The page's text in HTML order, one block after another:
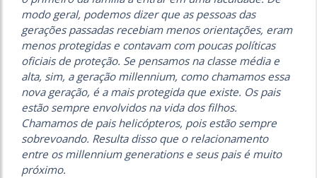
modo geral, podemos dizer que as pessoas das
gerações passadas recebiam menos orientações, eram
menos protegidas e contavam com poucas políticas
oficiais de proteção. Se pensamos na classe média e
alta, sim, a geração millennium, como chamamos essa
nova geração, é a mais protegida que existe. Os pais
estão sempre envolvidos na vida dos filhos.
Chamamos de pais helicópteros, pois estão sempre
sobrevoando. Resulta disso que o relacionamento
entre os millennium generations e seus pais é muito
próximo.